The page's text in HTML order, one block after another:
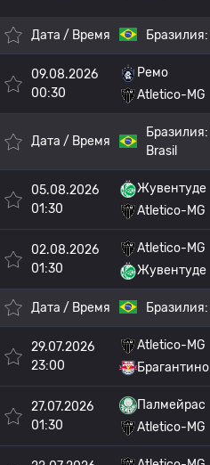
Дата / Время Бразилия:
09.08.2026
00:30
Ремо
Atletico-MG
Дата / Время
Бразилия:
Brasil
05.08.2026
01:30
Жувентуде
Atletico-MG
02.08.2026
01:30
Atletico-MG
Жувентуде
Дата / Время Бразилия:
29.07.2026
23:00
Atletico-MG
Брагантино
27.07.2026
01:30
Палмейрас
Atletico-MG